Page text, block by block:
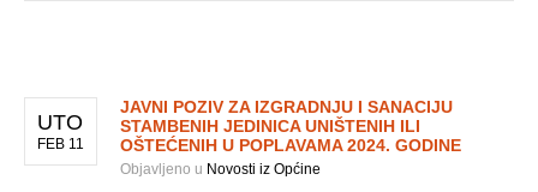
UTO
FEB 11
JAVNI POZIV ZA IZGRADNJU I SANACIJU
STAMBENIH JEDINICA UNIŠTENIH ILI
OŠTEĆENIH U POPLAVAMA 2024. GODINE
Objavljeno u Novosti iz Općine